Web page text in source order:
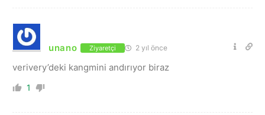
unano Ziyaretçi 2 yıl önce
verivery’deki kangmini andırıyor biraz
1